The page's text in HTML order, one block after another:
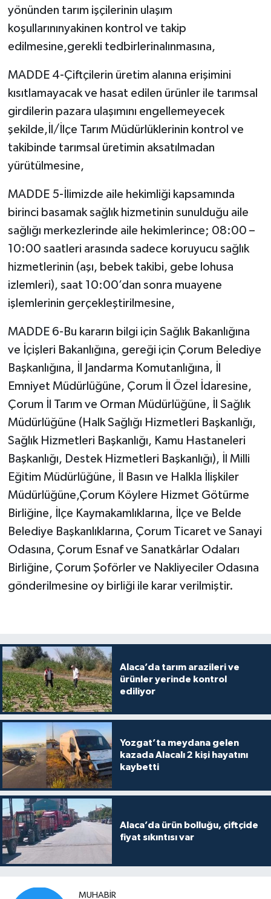
yönünden tarım işçilerinin ulaşım
koşullarınınyakinen kontrol ve takip
edilmesine,gerekli tedbirlerinalınmasına,
MADDE 4-Çiftçilerin üretim alanına erişimini
kısıtlamayacak ve hasat edilen ürünler ile tarımsal
girdilerin pazara ulaşımını engellemeyecek
şekilde,İl/İlçe Tarım Müdürlüklerinin kontrol ve
takibinde tarımsal üretimin aksatılmadan
yürütülmesine,
MADDE 5-İlimizde aile hekimliği kapsamında
birinci basamak sağlık hizmetinin sunulduğu aile
sağlığı merkezlerinde aile hekimlerince; 08:00 –
10:00 saatleri arasında sadece koruyucu sağlık
hizmetlerinin (aşı, bebek takibi, gebe lohusa
izlemleri), saat 10:00’dan sonra muayene
işlemlerinin gerçekleştirilmesine,
MADDE 6-Bu kararın bilgi için Sağlık Bakanlığına
ve İçişleri Bakanlığına, gereği için Çorum Belediye
Başkanlığına, İl Jandarma Komutanlığına, İl
Emniyet Müdürlüğüne, Çorum İl Özel İdaresine,
Çorum İl Tarım ve Orman Müdürlüğüne, İl Sağlık
Müdürlüğüne (Halk Sağlığı Hizmetleri Başkanlığı,
Sağlık Hizmetleri Başkanlığı, Kamu Hastaneleri
Başkanlığı, Destek Hizmetleri Başkanlığı), İl Milli
Eğitim Müdürlüğüne, İl Basın ve Halkla İlişkiler
Müdürlüğüne,Çorum Köylere Hizmet Götürme
Birliğine, İlçe Kaymakamlıklarına, İlçe ve Belde
Belediye Başkanlıklarına, Çorum Ticaret ve Sanayi
Odasına, Çorum Esnaf ve Sanatkârlar Odaları
Birliğine, Çorum Şoförler ve Nakliyeciler Odasına
gönderilmesine oy birliği ile karar verilmiştir.
Alaca’da tarım arazileri ve
ürünler yerinde kontrol
ediliyor
Yozgat’ta meydana gelen
kazada Alacalı 2 kişi hayatını
kaybetti
Alaca’da ürün bolluğu, çiftçide
fiyat sıkıntısı var
MUHABIR